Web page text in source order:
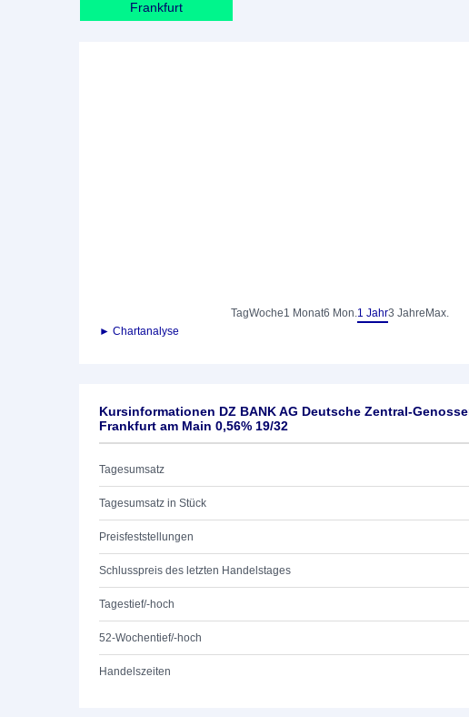
Frankfurt
TagWoche1 Monat6 Mon.1 Jahr3 Jahre Max.
► Chartanalyse
Kursinformationen DZ BANK AG Deutsche Zentral-
Frankfurt am Main 0,56% 19/32
Tagesumsatz
Tagesumsatz in Stück
Preisfeststellungen
Schlusspreis des letzten Handelstages
Tagestief/-hoch
52-Wochentief/-hoch
Handelszeiten